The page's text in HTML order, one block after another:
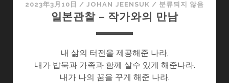
2023年3月10日 /JOHAN JEENSUK / 분류되지 않음
일본관찰 – 작가와의 만남
내 삶의 터전을 제공해준 나라,
내가 밥묵과 가족과 함께 살수 있게 해준나라.
내가 나의 꿈을 꾸게 해준 나라.